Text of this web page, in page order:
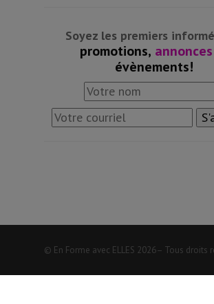
Soyez les premiers
promotions, annonces
évènements!
© En Forme avec ELLES 2026– Tous droits